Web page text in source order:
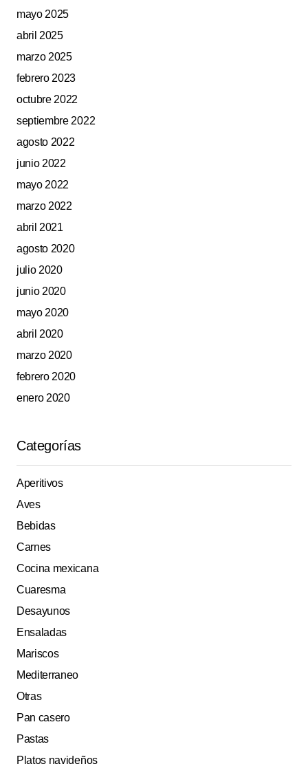
mayo 2025
abril 2025
marzo 2025
febrero 2023
octubre 2022
septiembre 2022
agosto 2022
junio 2022
mayo 2022
marzo 2022
abril 2021
agosto 2020
julio 2020
junio 2020
mayo 2020
abril 2020
marzo 2020
febrero 2020
enero 2020
Categorías
Aperitivos
Aves
Bebidas
Carnes
Cocina mexicana
Cuaresma
Desayunos
Ensaladas
Mariscos
Mediterraneo
Otras
Pan casero
Pastas
Platos navideños